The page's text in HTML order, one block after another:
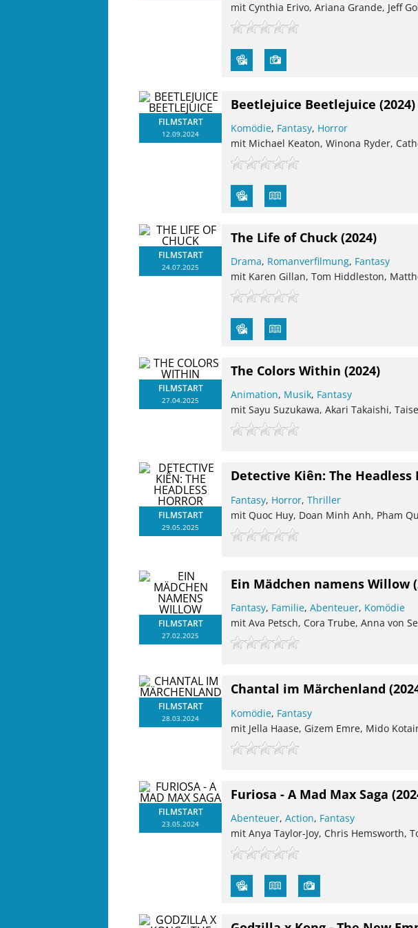
mit Cynthia Erivo, Ariana Grande, Jeff
FILMSTART
12.09.2024
Beetlejuice Beetlejuice (2024)
Komödie, Fantasy, Horror
mit Michael Keaton, Winona Ryder,
FILMSTART
24.07.2025
The Life of Chuck (2024)
Drama, Romanverfilmung, Fantasy
mit Karen Gillan, Tom Hiddleston,
FILMSTART
27.04.2025
The Colors Within (2024)
Animation, Musik, Fantasy
mit Sayu Suzukawa, Akari Takaishi,
FILMSTART
29.05.2025
Detective Kiên: The Headless
Fantasy, Horror,Thriller
mit Quoc Huy, Doan Minh Anh, Pham
FILMSTART
27.02.2025
Ein Mädchen namens Willow
Fantasy, Familie,Abenteuer, Komödie
mit Ava Petsch, Cora Trube, Anna von
FILMSTART
28.03.2024
Chantal im Märchenland
Komödie, Fantasy
mit Jella Haase, Gizem Emre, Mido
FILMSTART
23.05.2024
Furiosa - A Mad Max Saga
Abenteuer,Action, Fantasy
mit Anya Taylor-Joy, Chris Hemsworth,